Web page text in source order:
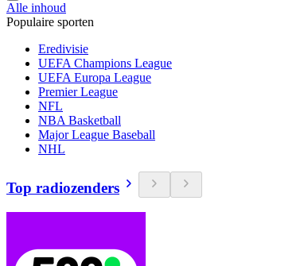
Alle inhoud
Populaire sporten
Eredivisie
UEFA Champions League
UEFA Europa League
Premier League
NFL
NBA Basketball
Major League Baseball
NHL
Top radiozenders